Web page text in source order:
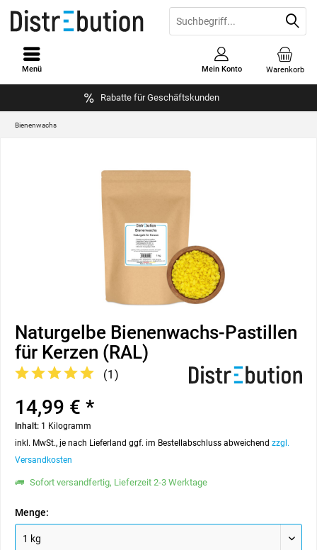
Rabatte für Geschäftskunden
Warenkorb
Mein Konto
Menü
Bienenwachs
Naturgelbe Bienenwachs-Pastillen
für Kerzen (RAL)
(1 )
14,99 € *
Inhalt: 1 Kilogramm
inkl. MwSt., je nach Lieferland ggf. im Bestellabschluss abweichend zzgl.
Versandkosten
Sofort versandfertig, Lieferzeit 2-3 Werktage
Menge: